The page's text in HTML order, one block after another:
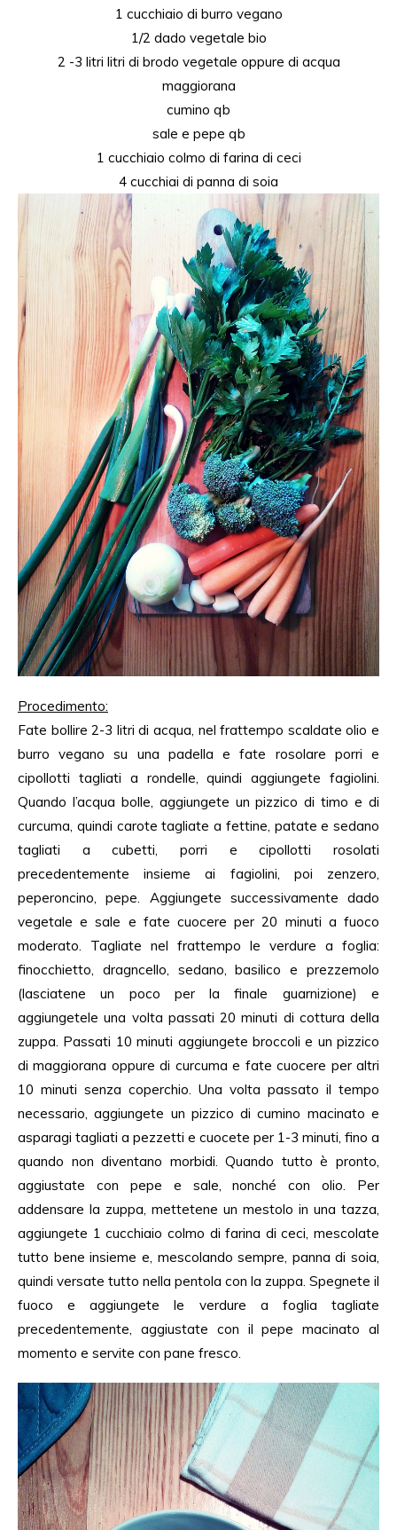
1 cucchiaio di burro vegano
1/2 dado vegetale bio
2 -3 litri litri di brodo vegetale oppure di acqua
maggiorana
cumino qb
sale e pepe qb
1 cucchiaio colmo di farina di ceci
4 cucchiai di panna di soia
Procedimento:
Fate bollire 2-3 litri di acqua, nel frattempo scaldate olio e
burro vegano su una padella e fate rosolare porri e
cipollotti tagliati a rondelle, quindi aggiungete fagiolini.
Quando l’acqua bolle, aggiungete un pizzico di timo e di
curcuma, quindi carote tagliate a fettine, patate e sedano
tagliati a cubetti, porri e cipollotti rosolati
precedentemente insieme ai fagiolini, poi zenzero,
peperoncino, pepe. Aggiungete successivamente dado
vegetale e sale e fate cuocere per 20 minuti a fuoco
moderato. Tagliate nel frattempo le verdure a foglia:
finocchietto, dragncello, sedano, basilico e prezzemolo
(lasciatene un poco per la finale guarnizione) e
aggiungetele una volta passati 20 minuti di cottura della
zuppa. Passati 10 minuti aggiungete broccoli e un pizzico
di maggiorana oppure di curcuma e fate cuocere per altri
10 minuti senza coperchio. Una volta passato il tempo
necessario, aggiungete un pizzico di cumino macinato e
asparagi tagliati a pezzetti e cuocete per 1-3 minuti, fino a
quando non diventano morbidi. Quando tutto è pronto,
aggiustate con pepe e sale, nonché con olio. Per
addensare la zuppa, mettetene un mestolo in una tazza,
aggiungete 1 cucchiaio colmo di farina di ceci, mescolate
tutto bene insieme e, mescolando sempre, panna di soia,
quindi versate tutto nella pentola con la zuppa. Spegnete il
fuoco e aggiungete le verdure a foglia tagliate
precedentemente, aggiustate con il pepe macinato al
momento e servite con pane fresco.